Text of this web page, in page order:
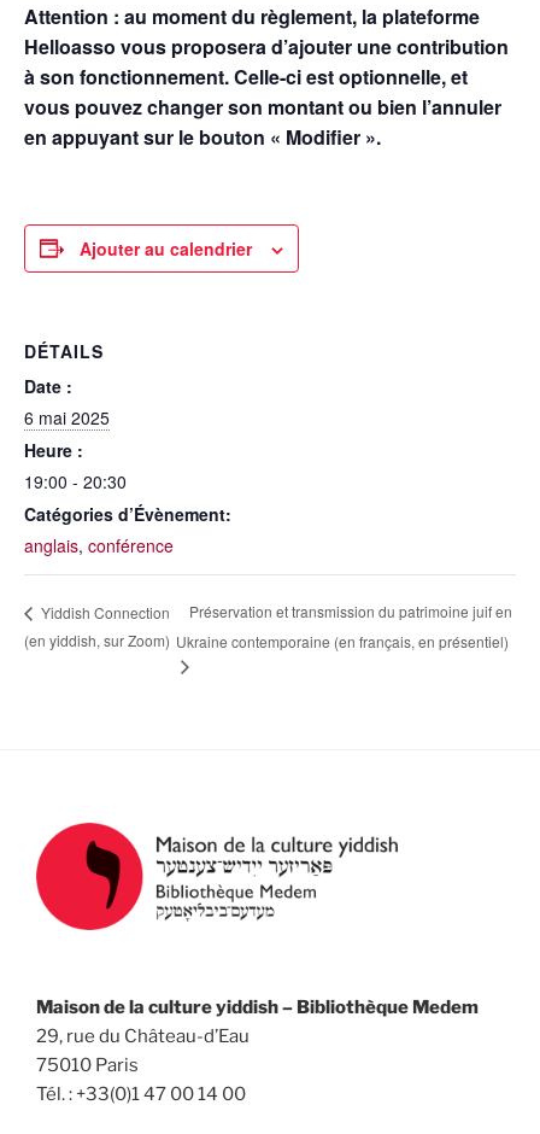
Attention : au moment du règlement, la plateforme
Helloasso vous proposera d’ajouter une contribution
à son fonctionnement. Celle-ci est optionnelle, et
vous pouvez changer son montant ou bien l’annuler
en appuyant sur le bouton « Modifier ».
Ajouter au calendrier
DÉTAILS
Date :
6 mai 2025
Heure :
19:00 - 20:30
Catégories d’Évènement:
anglais, conférence
Yiddish Connection
(en yiddish, sur Zoom)
Préservation et transmission du patrimoine juif en
Ukraine contemporaine (en français, en présentiel)
Maison de la culture yiddish – Bibliothèque Medem
29, rue du Château-d’Eau
75010 Paris
Tél. : +33(0)1 47 00 14 00